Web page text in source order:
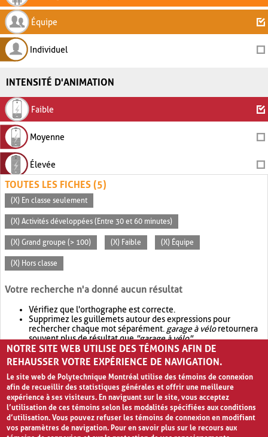
Équipe
Individuel
INTENSITÉ D'ANIMATION
Faible
Moyenne
Élevée
TOUTES LES FICHES (5)
(X) En classe seulement
(X) Activités développées (Entre 30 et 60 minutes)
(X) Grand groupe (> 100) (X) Faible (X) Équipe
(X) Hors classe
Votre recherche n'a donné aucun résultat
Vérifiez que l'orthographe est correcte.
Supprimez les guillemets autour des expressions pour
rechercher chaque mot séparément. garage à véloretournera
souvent plus de résultat que"garage à vélo".
Envisagez d'élargir votre recherche avec OR.garage OR vélo
retournera souvent plus de résultat quegarage à vélo
NOTRE SITE WEB UTILISE DES TÉMOINS AFIN DE
REHAUSSER VOTRE EXPÉRIENCE DE NAVIGATION.
Le site web de Polytechnique Montréal utilise des témoins de connexion
afin de recueillir des statistiques générales et offrir une meilleure
expérience à ses visiteurs. En naviguant sur le site, vous acceptez
l’utilisation de ces témoins selon les modalités spécifiées aux conditions
d’utilisation. Vous pouvez refuser les témoins de connexion en modifiant
vos paramètres de navigation. Pour en savoir plus sur le recours aux